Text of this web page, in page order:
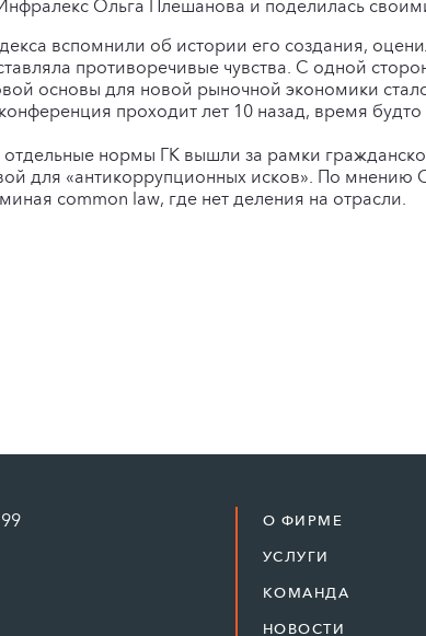
Ольга Плешанова и поделилась
вспомнили об истории его создания,
противоречивые чувства. С одной
основы для новой рыночной экономики
проходит лет 10 назад, время будто
нормы ГК вышли за рамки
для «антикоррупционных исков». По
common law, где нет деления на отрасли.
О ФИРМЕ
УСЛУГИ
КОМАНДА
НОВОСТИ